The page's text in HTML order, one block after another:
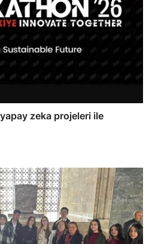
zeka projeleri ile